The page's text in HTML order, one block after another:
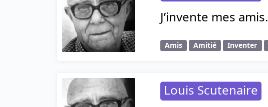
J’invente mes amis.
Amis Amitié Inventer
Louis Scutenaire